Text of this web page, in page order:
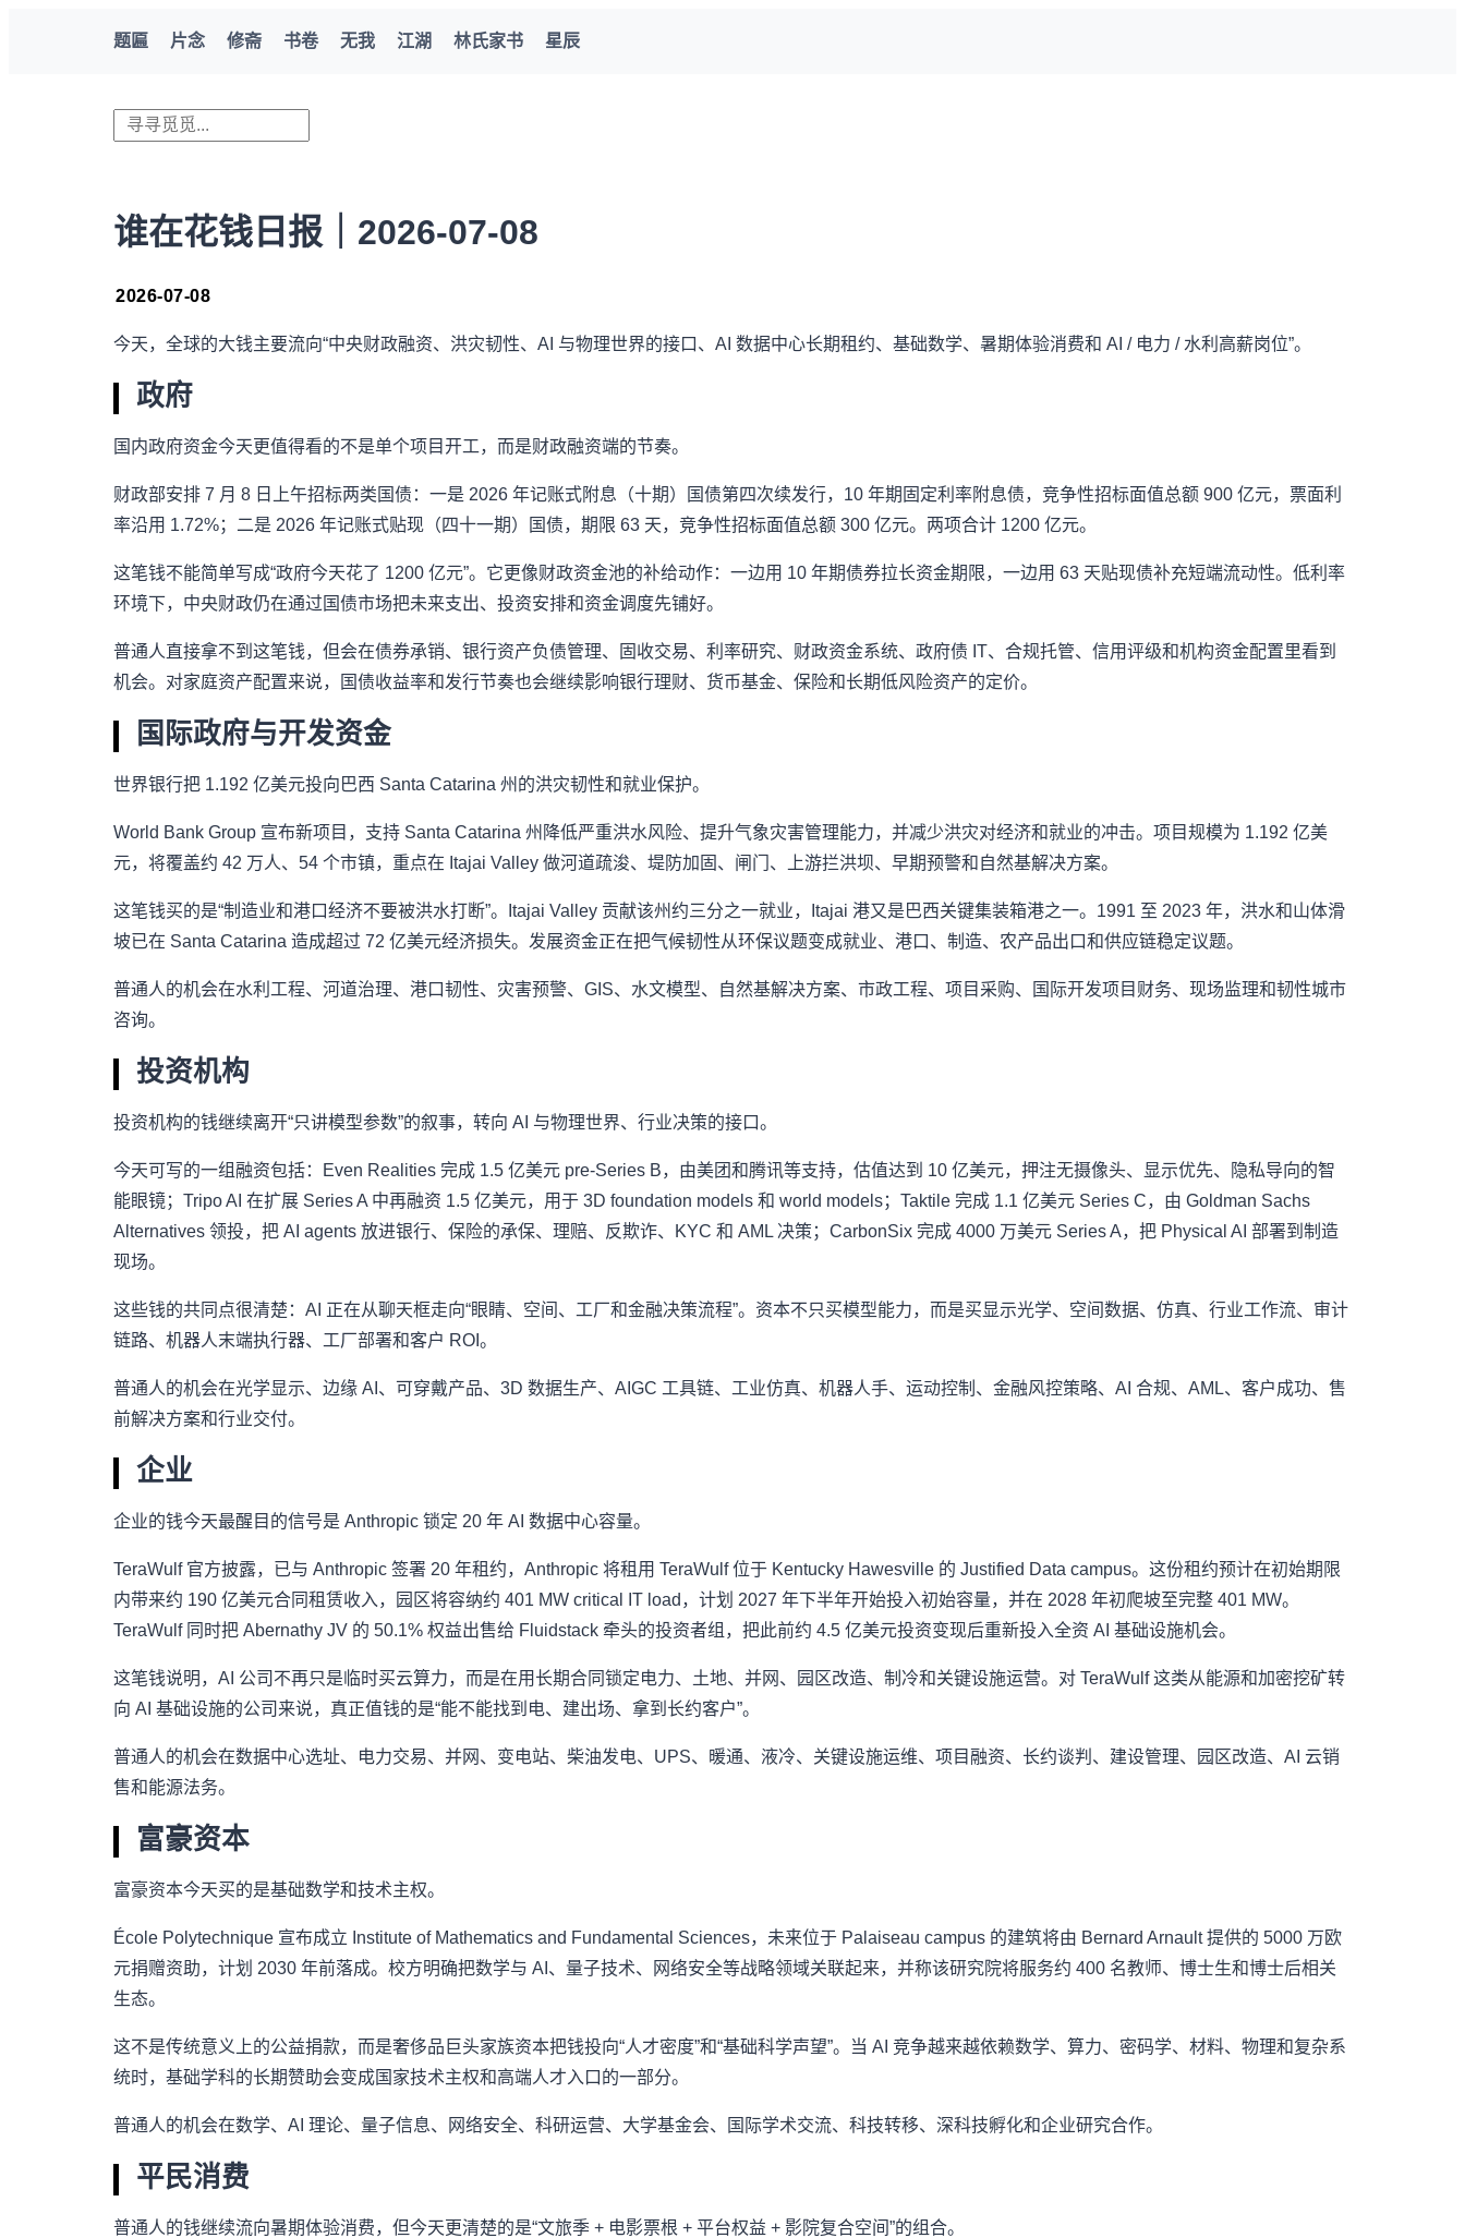
题匾 片念 修斋 书卷 无我 江湖 林氏家书 星辰
谁在花钱日报｜2026-07-08
2026-07-08
今天，全球的大钱主要流向“中央财政融资、洪灾韧性、AI 与物理世界的接口、AI 数据中心长期租约、基础数学、暑期体验消费和 AI / 电力 / 水利高薪岗位”。
政府
国内政府资金今天更值得看的不是单个项目开工，而是财政融资端的节奏。
财政部安排 7 月 8 日上午招标两类国债：一是 2026 年记账式附息（十期）国债第四次续发行，10 年期固定利率附息债，竞争性招标面值总额 900 亿元，票面利
率沿用 1.72%；二是 2026 年记账式贴现（四十一期）国债，期限 63 天，竞争性招标面值总额 300 亿元。两项合计 1200 亿元。
这笔钱不能简单写成“政府今天花了 1200 亿元”。它更像财政资金池的补给动作：一边用 10 年期债券拉长资金期限，一边用 63 天贴现债补充短端流动性。低利率
环境下，中央财政仍在通过国债市场把未来支出、投资安排和资金调度先铺好。
普通人直接拿不到这笔钱，但会在债券承销、银行资产负债管理、固收交易、利率研究、财政资金系统、政府债 IT、合规托管、信用评级和机构资金配置里看到
机会。对家庭资产配置来说，国债收益率和发行节奏也会继续影响银行理财、货币基金、保险和长期低风险资产的定价。
国际政府与开发资金
世界银行把 1.192 亿美元投向巴西 Santa Catarina 州的洪灾韧性和就业保护。
World Bank Group 宣布新项目，支持 Santa Catarina 州降低严重洪水风险、提升气象灾害管理能力，并减少洪灾对经济和就业的冲击。项目规模为 1.192 亿美
元，将覆盖约 42 万人、54 个市镇，重点在 Itajai Valley 做河道疏浚、堤防加固、闸门、上游拦洪坝、早期预警和自然基解决方案。
这笔钱买的是“制造业和港口经济不要被洪水打断”。Itajai Valley 贡献该州约三分之一就业，Itajai 港又是巴西关键集装箱港之一。1991 至 2023 年，洪水和山体滑
坡已在 Santa Catarina 造成超过 72 亿美元经济损失。发展资金正在把气候韧性从环保议题变成就业、港口、制造、农产品出口和供应链稳定议题。
普通人的机会在水利工程、河道治理、港口韧性、灾害预警、GIS、水文模型、自然基解决方案、市政工程、项目采购、国际开发项目财务、现场监理和韧性城市
咨询。
投资机构
投资机构的钱继续离开“只讲模型参数”的叙事，转向 AI 与物理世界、行业决策的接口。
今天可写的一组融资包括：Even Realities 完成 1.5 亿美元 pre-Series B，由美团和腾讯等支持，估值达到 10 亿美元，押注无摄像头、显示优先、隐私导向的智
能眼镜；Tripo AI 在扩展 Series A 中再融资 1.5 亿美元，用于 3D foundation models 和 world models；Taktile 完成 1.1 亿美元 Series C，由 Goldman Sachs
Alternatives 领投，把 AI agents 放进银行、保险的承保、理赔、反欺诈、KYC 和 AML 决策；CarbonSix 完成 4000 万美元 Series A，把 Physical AI 部署到制造
现场。
这些钱的共同点很清楚：AI 正在从聊天框走向“眼睛、空间、工厂和金融决策流程”。资本不只买模型能力，而是买显示光学、空间数据、仿真、行业工作流、审计
链路、机器人末端执行器、工厂部署和客户 ROI。
普通人的机会在光学显示、边缘 AI、可穿戴产品、3D 数据生产、AIGC 工具链、工业仿真、机器人手、运动控制、金融风控策略、AI 合规、AML、客户成功、售
前解决方案和行业交付。
企业
企业的钱今天最醒目的信号是 Anthropic 锁定 20 年 AI 数据中心容量。
TeraWulf 官方披露，已与 Anthropic 签署 20 年租约，Anthropic 将租用 TeraWulf 位于 Kentucky Hawesville 的 Justified Data campus。这份租约预计在初始期限
内带来约 190 亿美元合同租赁收入，园区将容纳约 401 MW critical IT load，计划 2027 年下半年开始投入初始容量，并在 2028 年初爬坡至完整 401 MW。
TeraWulf 同时把 Abernathy JV 的 50.1% 权益出售给 Fluidstack 牵头的投资者组，把此前约 4.5 亿美元投资变现后重新投入全资 AI 基础设施机会。
这笔钱说明，AI 公司不再只是临时买云算力，而是在用长期合同锁定电力、土地、并网、园区改造、制冷和关键设施运营。对 TeraWulf 这类从能源和加密挖矿转
向 AI 基础设施的公司来说，真正值钱的是“能不能找到电、建出场、拿到长约客户”。
普通人的机会在数据中心选址、电力交易、并网、变电站、柴油发电、UPS、暖通、液冷、关键设施运维、项目融资、长约谈判、建设管理、园区改造、AI 云销
售和能源法务。
富豪资本
富豪资本今天买的是基础数学和技术主权。
École Polytechnique 宣布成立 Institute of Mathematics and Fundamental Sciences，未来位于 Palaiseau campus 的建筑将由 Bernard Arnault 提供的 5000 万欧
元捐赠资助，计划 2030 年前落成。校方明确把数学与 AI、量子技术、网络安全等战略领域关联起来，并称该研究院将服务约 400 名教师、博士生和博士后相关
生态。
这不是传统意义上的公益捐款，而是奢侈品巨头家族资本把钱投向“人才密度”和“基础科学声望”。当 AI 竞争越来越依赖数学、算力、密码学、材料、物理和复杂系
统时，基础学科的长期赞助会变成国家技术主权和高端人才入口的一部分。
普通人的机会在数学、AI 理论、量子信息、网络安全、科研运营、大学基金会、国际学术交流、科技转移、深科技孵化和企业研究合作。
平民消费
普通人的钱继续流向暑期体验消费，但今天更清楚的是“文旅季 + 电影票根 + 平台权益 + 影院复合空间”的组合。